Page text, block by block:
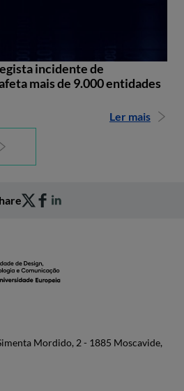
incidente de
mais de 9.000 entidades
Ler mais
Mordido, 2 - 1885 Moscavide,